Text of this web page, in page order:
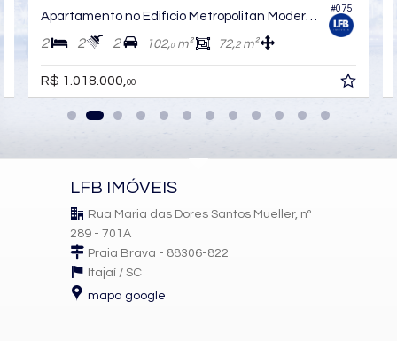
#075
2 2 2 102,0m² 72,2m²
R$ 1.018.000,00
LFB IMÓVEIS
Rua Maria das Dores Santos Mueller, nº
289 - 701A
Praia Brava - 88306-822
Itajaí / SC
mapa google